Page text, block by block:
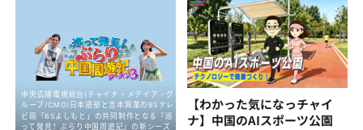
【わかった気になっチャイ
ナ】中国のAIスポーツ公園